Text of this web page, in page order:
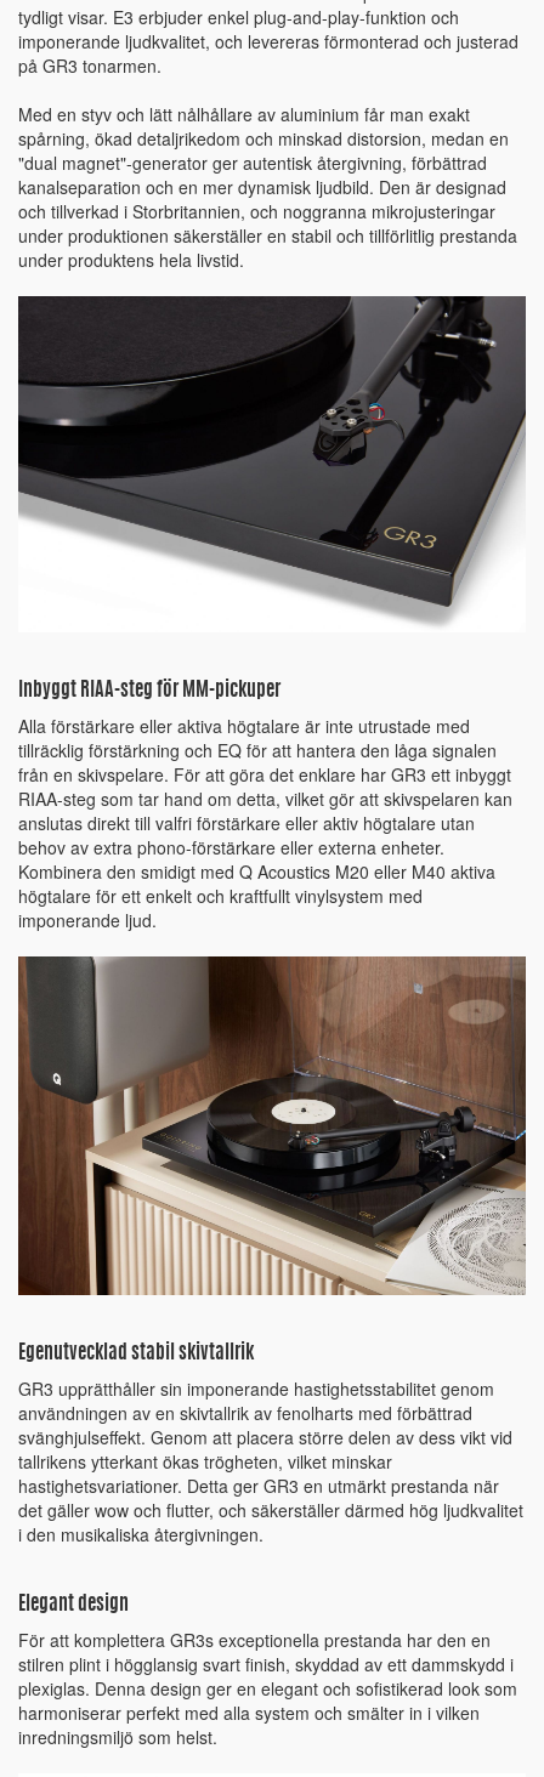
tydligt visar. E3 erbjuder enkel plug-and-play-funktion och
imponerande ljudkvalitet, och levereras förmonterad och justerad
på GR3 tonarmen.
Med en styv och lätt nålhållare av aluminium får man exakt
spårning, ökad detaljrikedom och minskad distorsion, medan en
"dual magnet"-generator ger autentisk återgivning, förbättrad
kanalseparation och en mer dynamisk ljudbild. Den är designad
och tillverkad i Storbritannien, och noggranna mikrojusteringar
under produktionen säkerställer en stabil och tillförlitlig prestanda
under produktens hela livstid.
Inbyggt RIAA-steg för MM-pickuper
Alla förstärkare eller aktiva högtalare är inte utrustade med
tillräcklig förstärkning och EQ för att hantera den låga signalen
från en skivspelare. För att göra det enklare har GR3 ett inbyggt
RIAA-steg som tar hand om detta, vilket gör att skivspelaren kan
anslutas direkt till valfri förstärkare eller aktiv högtalare utan
behov av extra phono-förstärkare eller externa enheter.
Kombinera den smidigt med Q Acoustics M20 eller M40 aktiva
högtalare för ett enkelt och kraftfullt vinylsystem med
imponerande ljud.
Egenutvecklad stabil skivtallrik
GR3 upprätthåller sin imponerande hastighetsstabilitet genom
användningen av en skivtallrik av fenolharts med förbättrad
svänghjulseffekt. Genom att placera större delen av dess vikt vid
tallrikens ytterkant ökas trögheten, vilket minskar
hastighetsvariationer. Detta ger GR3 en utmärkt prestanda när
det gäller wow och flutter, och säkerställer därmed hög ljudkvalitet
i den musikaliska återgivningen.
Elegant design
För att komplettera GR3s exceptionella prestanda har den en
stilren plint i högglansig svart finish, skyddad av ett dammskydd i
plexiglas. Denna design ger en elegant och sofistikerad look som
harmoniserar perfekt med alla system och smälter in i vilken
inredningsmiljö som helst.